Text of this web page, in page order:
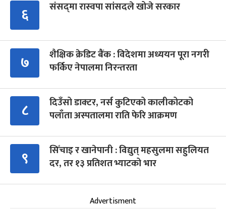
६ संसद्‍मा रास्वपा सांसदले खोजे सरकार
७
शैक्षिक क्रेडिट बैंक : विदेशमा अध्ययन पूरा नगरी
फर्किए नेपालमा निरन्तरता
८
दिउँसो डाक्टर, नर्स कुटिएको कालीकोटको
पलाँता अस्पतालमा राति फेरि आक्रमण
९
सिँचाइ र खानेपानी : विद्युत् महसुलमा सहुलियत
दर, तर १३ प्रतिशत भ्याटको भार
Advertisment